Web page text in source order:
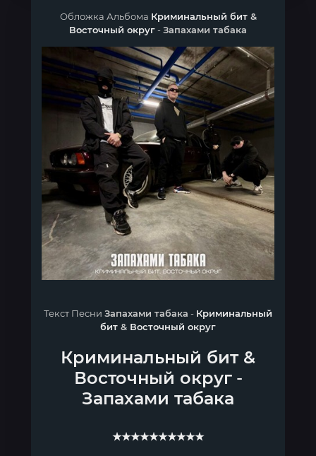
Обложка Альбома Криминальный бит&
Восточный округ-Запахами табака
Текст Песни Запахами табака - Криминальный
бит & Восточный округ
Криминальный бит&
Восточный округ-
Запахами табака
★★★★★★★★★★